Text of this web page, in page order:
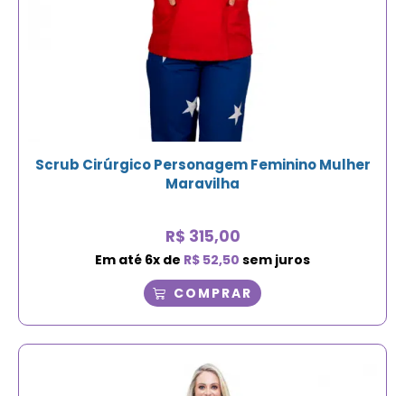
Scrub Cirúrgico Personagem Feminino Mulher
Maravilha
R$ 315,00
Em até 6x de R$ 52,50 sem juros
COMPRAR